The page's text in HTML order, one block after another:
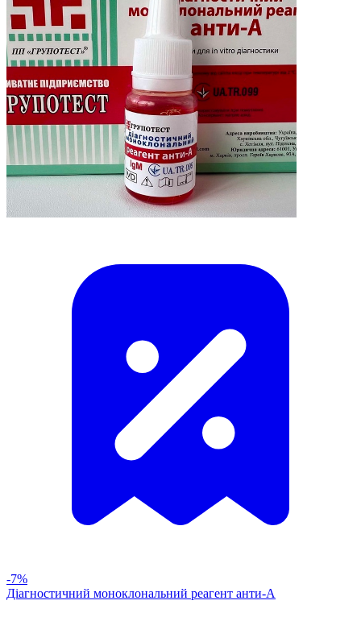
-7%
Діагностичний моноклональний реагент анти-А